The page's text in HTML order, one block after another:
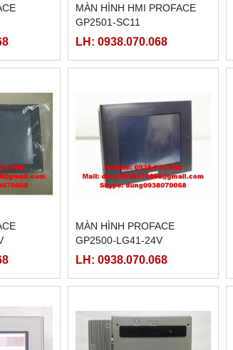
MÀN HÌNH HMI PROFACE
GP2501-SC11
LH: 0938.070.068
MÀN HÌNH PROFACE
GP2500-LG41-24V
LH: 0938.070.068